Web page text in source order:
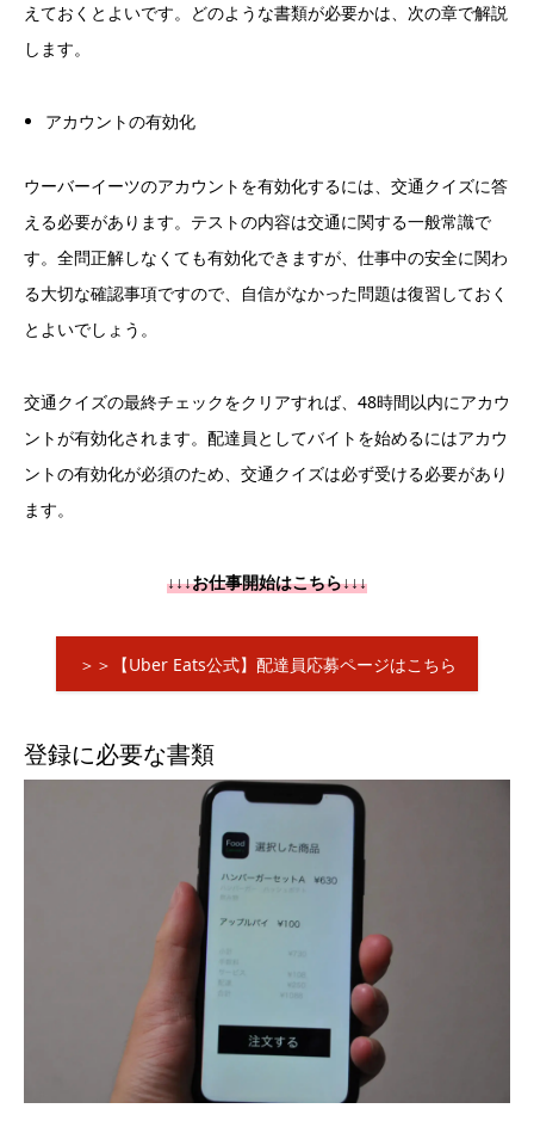
えておくとよいです。どのような書類が必要かは、次の章で解説
します。
アカウントの有効化
ウーバーイーツのアカウントを有効化するには、交通クイズに答
える必要があります。テストの内容は交通に関する一般常識で
す。全問正解しなくても有効化できますが、仕事中の安全に関わ
る大切な確認事項ですので、自信がなかった問題は復習しておく
とよいでしょう。
交通クイズの最終チェックをクリアすれば、48時間以内にアカウ
ントが有効化されます。配達員としてバイトを始めるにはアカウ
ントの有効化が必須のため、交通クイズは必ず受ける必要があり
ます。
↓↓↓お仕事開始はこちら↓↓↓
＞＞【Uber Eats公式】配達員応募ページはこちら
登録に必要な書類